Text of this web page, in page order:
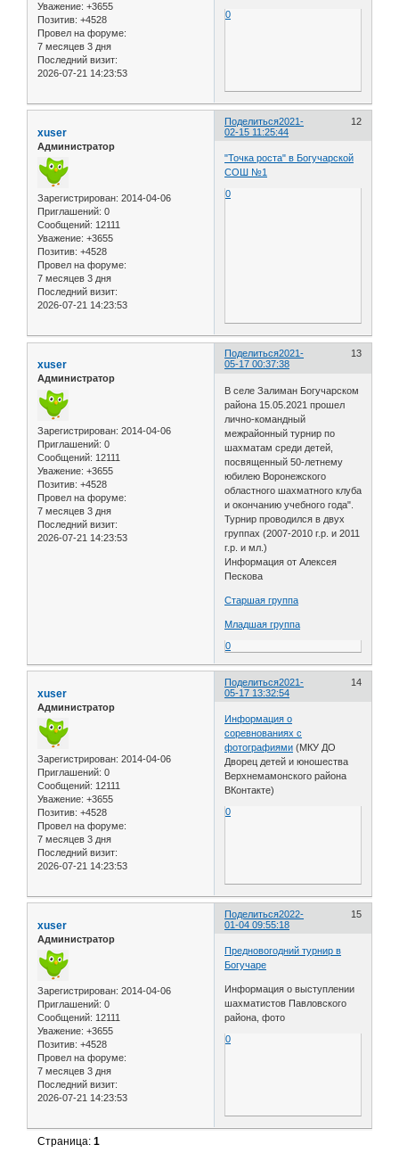
Уважение: +3655
Позитив: +4528
Провел на форуме:
7 месяцев 3 дня
Последний визит:
2026-07-21 14:23:53
0
Поделиться 12
2021-
02-15 11:25:44
xuser
Администратор
Зарегистрирован: 2014-04-06
Приглашений: 0
Сообщений: 12111
Уважение: +3655
Позитив: +4528
Провел на форуме:
7 месяцев 3 дня
Последний визит:
2026-07-21 14:23:53
"Точка роста" в Богучарской
СОШ №1
0
Поделиться 13
2021-
05-17 00:37:38
xuser
Администратор
Зарегистрирован: 2014-04-06
Приглашений: 0
Сообщений: 12111
Уважение: +3655
Позитив: +4528
Провел на форуме:
7 месяцев 3 дня
Последний визит:
2026-07-21 14:23:53
В селе Залиман Богучарском
района 15.05.2021 прошел
лично-командный
межрайонный турнир по
шахматам среди детей,
посвященный 50-летнему
юбилею Воронежского
областного шахматного клуба
и окончанию учебного года".
Турнир проводился в двух
группах (2007-2010 г.р. и 2011
г.р. и мл.)
Информация от Алексея
Пескова
Старшая группа
Младшая группа
0
Поделиться 14
2021-
05-17 13:32:54
xuser
Администратор
Зарегистрирован: 2014-04-06
Приглашений: 0
Сообщений: 12111
Уважение: +3655
Позитив: +4528
Провел на форуме:
7 месяцев 3 дня
Последний визит:
2026-07-21 14:23:53
Информация о
соревнованиях с
фотографиями (МКУ ДО
Дворец детей и юношества
Верхнемамонского района
ВКонтакте)
0
Поделиться 15
2022-
01-04 09:55:18
xuser
Администратор
Зарегистрирован: 2014-04-06
Приглашений: 0
Сообщений: 12111
Уважение: +3655
Позитив: +4528
Провел на форуме:
7 месяцев 3 дня
Последний визит:
2026-07-21 14:23:53
Предновогодний турнир в
Богучаре
Информация о выступлении
шахматистов Павловского
района, фото
0
Страница:1